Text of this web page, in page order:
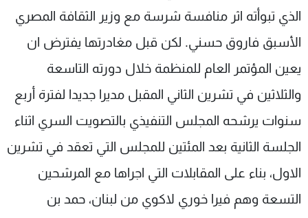
الذي تبوأته اثر منافسة شرسة مع وزير الثقافة المصري
الأسبق فاروق حسني. لكن قبل مغادرتها يفترض ان
يعين المؤتمر العام للمنظمة خلال دورته التاسعة
والثلاثين في تشرين الثاني المقبل مديرا جديدا لفترة أربع
سنوات يرشحه المجلس التنفيذي بالتصويت السري اثناء
الجلسة الثانية بعد المئتين للمجلس التي تعقد في تشرين
الاول، بناء على المقابلات التي اجراها مع المرشحين
التسعة وهم فيرا خوري لاكوي من لبنان، حمد بن